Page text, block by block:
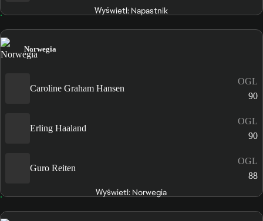
Wyświetl: Napastnik
Norwegia
Caroline Graham Hansen
OGL
90
Erling Haaland
OGL
90
Guro Reiten
OGL
88
Wyświetl: Norwegia